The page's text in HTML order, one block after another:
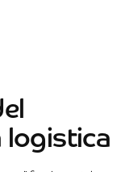
logistica